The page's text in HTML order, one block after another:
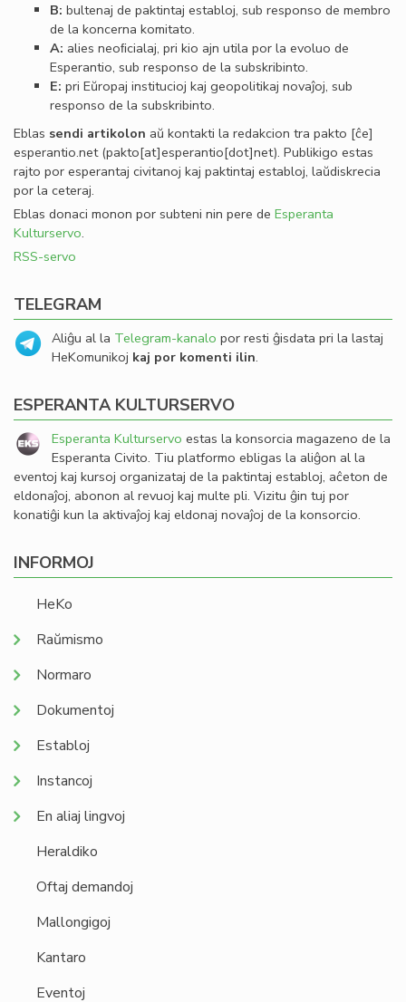
B: bultenaj de paktintaj establoj, sub responso de membro
de la koncerna komitato.
A: alies neoﬁcialaj, pri kio ajn utila por la evoluo de
Esperantio, sub responso de la subskribinto.
E: pri Eŭropaj institucioj kaj geopolitikaj novaĵoj, sub
responso de la subskribinto.
Eblas sendi artikolon aŭ kontakti la redakcion tra pakto [ĉe]
esperantio.net(pakto[at]esperantio[dot]net). Publikigo estas
rajto por esperantaj civitanoj kaj paktintaj establoj, laŭdiskrecia
por la ceteraj.
Eblas donaci monon por subteni nin pere de Esperanta
Kulturservo.
RSS-servo
TELEGRAM
Aliĝu al la Telegram-kanalo por resti ĝisdata pri la lastaj
HeKomunikoj kaj por komenti ilin.
ESPERANTA KULTURSERVO
Esperanta Kulturservo estas la konsorcia magazeno de la
Esperanta Civito. Tiu platformo ebligas la aliĝon al la
eventoj kaj kursoj organizataj de la paktintaj establoj, aĉeton de
eldonaĵoj, abonon al revuoj kaj multe pli. Vizitu ĝin tuj por
konatiĝi kun la aktivaĵoj kaj eldonaj novaĵoj de la konsorcio.
INFORMOJ
HeKo
Raŭmismo
Normaro
Dokumentoj
Establoj
Instancoj
En aliaj lingvoj
Heraldiko
Oftaj demandoj
Mallongigoj
Kantaro
Eventoj